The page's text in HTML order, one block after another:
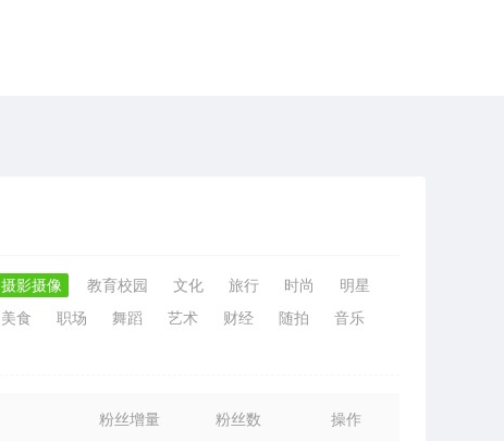
摄影摄像 教育校园 文化 旅行 时尚
明星
美食 职场 舞蹈 艺术 财经 随拍
音乐
粉丝增量 粉丝数 操作